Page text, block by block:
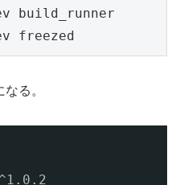
build_runner
freezed
る。
^1.0.2